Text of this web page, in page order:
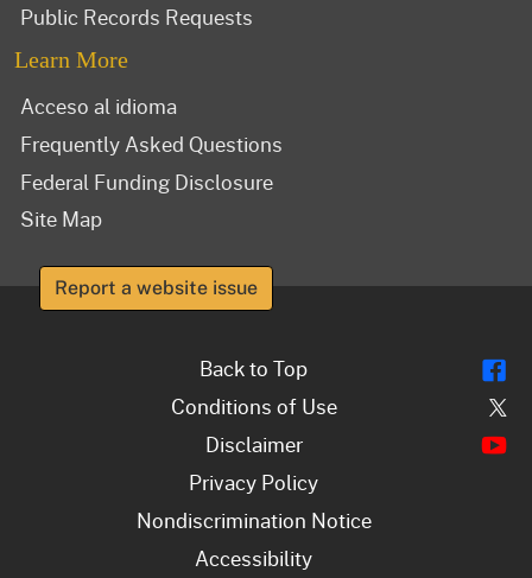
Public Records Requests
Learn More
Acceso al idioma
Frequently Asked Questions
Federal Funding Disclosure
Site Map
Report a website issue
Back to Top
Conditions of Use
Disclaimer
Privacy Policy
Nondiscrimination Notice
Accessibility